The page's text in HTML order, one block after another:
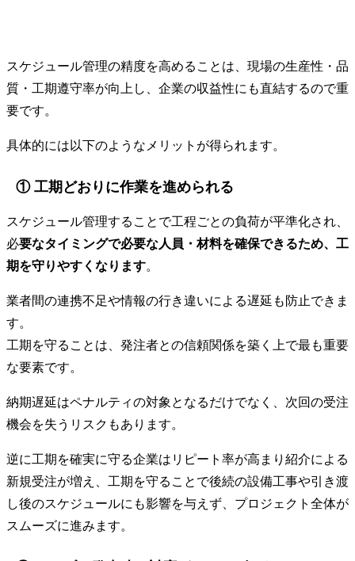
スケジュール管理の精度を高めることは、現場の生産性・品
質・工期遵守率が向上し、企業の収益性にも直結するので重
要です。
具体的には以下のようなメリットが得られます。
① 工期どおりに作業を進められる
スケジュール管理することで工程ごとの負荷が平準化され、
必要なタイミングで必要な人員・材料を確保できるため、工
期を守りやすくなります。
業者間の連携不足や情報の行き違いによる遅延も防止できま
す。
工期を守ることは、発注者との信頼関係を築く上で最も重要
な要素です。
納期遅延はペナルティの対象となるだけでなく、次回の受注
機会を失うリスクもあります。
逆に工期を確実に守る企業はリピート率が高まり紹介による
新規受注が増え、工期を守ることで後続の設備工事や引き渡
し後のスケジュールにも影響を与えず、プロジェクト全体が
スムーズに進みます。